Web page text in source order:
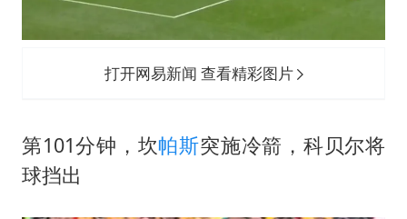
打开网易新闻 查看精彩图片
第101分钟，坎帕斯突施冷箭，科贝尔将
球挡出